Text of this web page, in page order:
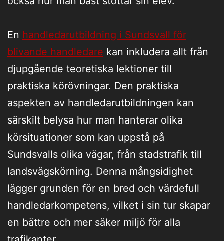
En handledarutbildning i Sundsvall för
blivande handledare kan inkludera allt från
djupgående teoretiska lektioner till
praktiska körövningar. Den praktiska
aspekten av handledarutbildningen kan
särskilt belysa hur man hanterar olika
körsituationer som kan uppstå på
Sundsvalls olika vägar, från stadstrafik till
landsvägskörning. Denna mångsidighet
lägger grunden för en bred och värdefull
handledarkompetens, vilket i sin tur skapar
en bättre och mer säker miljö för alla